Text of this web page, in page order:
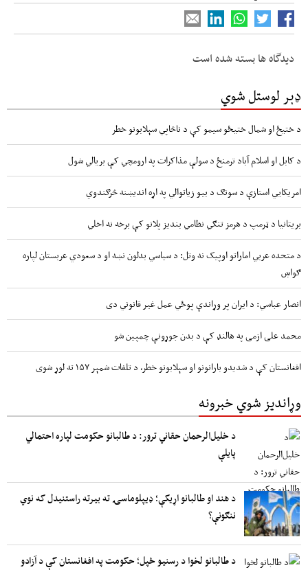
دیدگاه ها بسته شده است
ډېر لوستل شوي
د ختیځ او شمال ختیځو سیمو کې د ناڅاپي سېلابونو خطر
د کابل او اسلام آباد ترمنځ د سولې مذاکرات په ارومچي کې بريالي شول
امریکايي استازې د سونګ د بیو زیاتوالي په اړه اندیښنه څرګندوي
بریتانیا د ټرمپ د هرمز تنګي نظامي بندیز پلانو کې برخه نه اخلي
د متحده عربي اماراتو اوپیک نه وتل: د سیاسي بدلون نښه او د سعودي عربستان لپاره
ګواښ
انصار عباسي: د ایران پر وړاندې پوځي عمل غیر قانوني دی
محمد علی ازمی په هالنډ کې د بدن جوړونې چمپین شو
افغانستان کې د شدیدو بارانونو او سېلابونو خطر، د تلفات شمېر ۱۵۷ ته لوړ شوی
وړاندیز شوي خبرونه
د خلیل‌الرحمان حقاني ترور: د طالبانو حکومت لپاره احتمالي
پایلې
د هند او طالبانو اړیکې؛ ډیپلوماسۍ ته بیرته راستنیدل که نوي
ننګونې؟
د طالبانو لخوا د رسنیو ځپل؛ حکومت په افغانستان کې د آزادو